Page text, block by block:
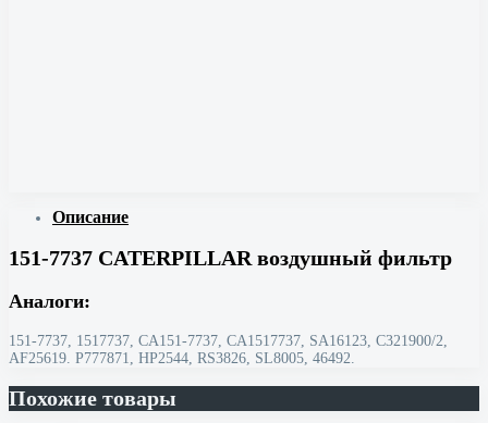
Описание
151-7737 CATERPILLAR воздушный фильтр
Аналоги:
151-7737, 1517737, CA151-7737, CA1517737, SA16123, C321900/2,
AF25619. P777871, HP2544, RS3826, SL8005, 46492.
Похожие товары